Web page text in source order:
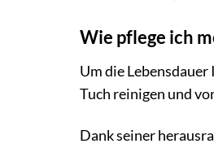
Wie pflege ich
Um die
Tuch reinigen und
Dank seiner